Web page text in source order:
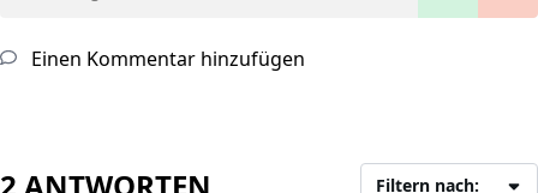
Einen Kommentar hinzufügen
Filtern nach: